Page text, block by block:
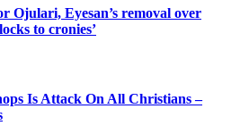
Ojulari, Eyesan’s removal over
to cronies’
Is Attack On All Christians –